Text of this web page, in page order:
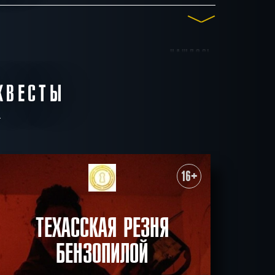
НАШЛОСЬ
СБРОСИТЬ ФИЛЬТР
16+
ТЕХАССКАЯ РЕЗНЯ
БЕНЗОПИЛОЙ